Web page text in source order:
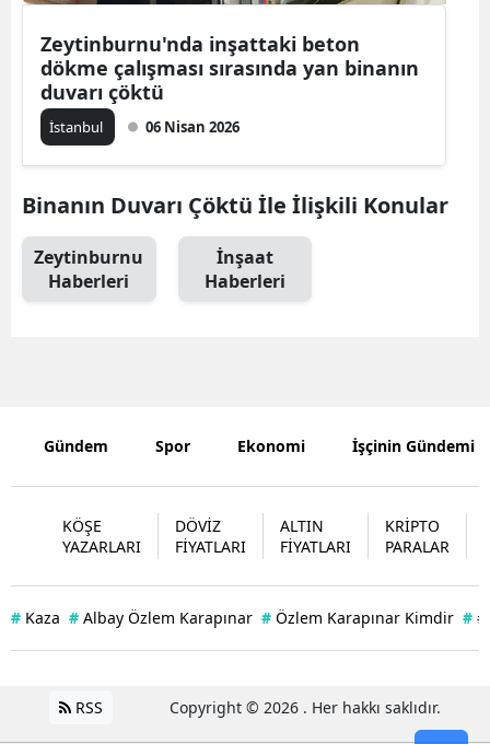
Bursa
Giresun
Isparta
Zeytinburnu'nda inşattaki beton
dökme çalışması sırasında yan binanın
duvarı çöktü
İstanbul 06 Nisan 2026
Binanın Duvarı Çöktü İle İlişkili Konular
Zeytinburnu
Haberleri
İnşaat
Haberleri
Gündem Spor Ekonomi İşçinin Gündemi
KÖŞE
YAZARLARI
DÖVİZ
FİYATLARI
ALTIN
FİYATLARI
KRİPTO
PARALAR
# Kaza # Albay Özlem Karapınar # Özlem Karapınar Kimdir #
RSS Copyright © 2026 . Her hakkı saklıdır.